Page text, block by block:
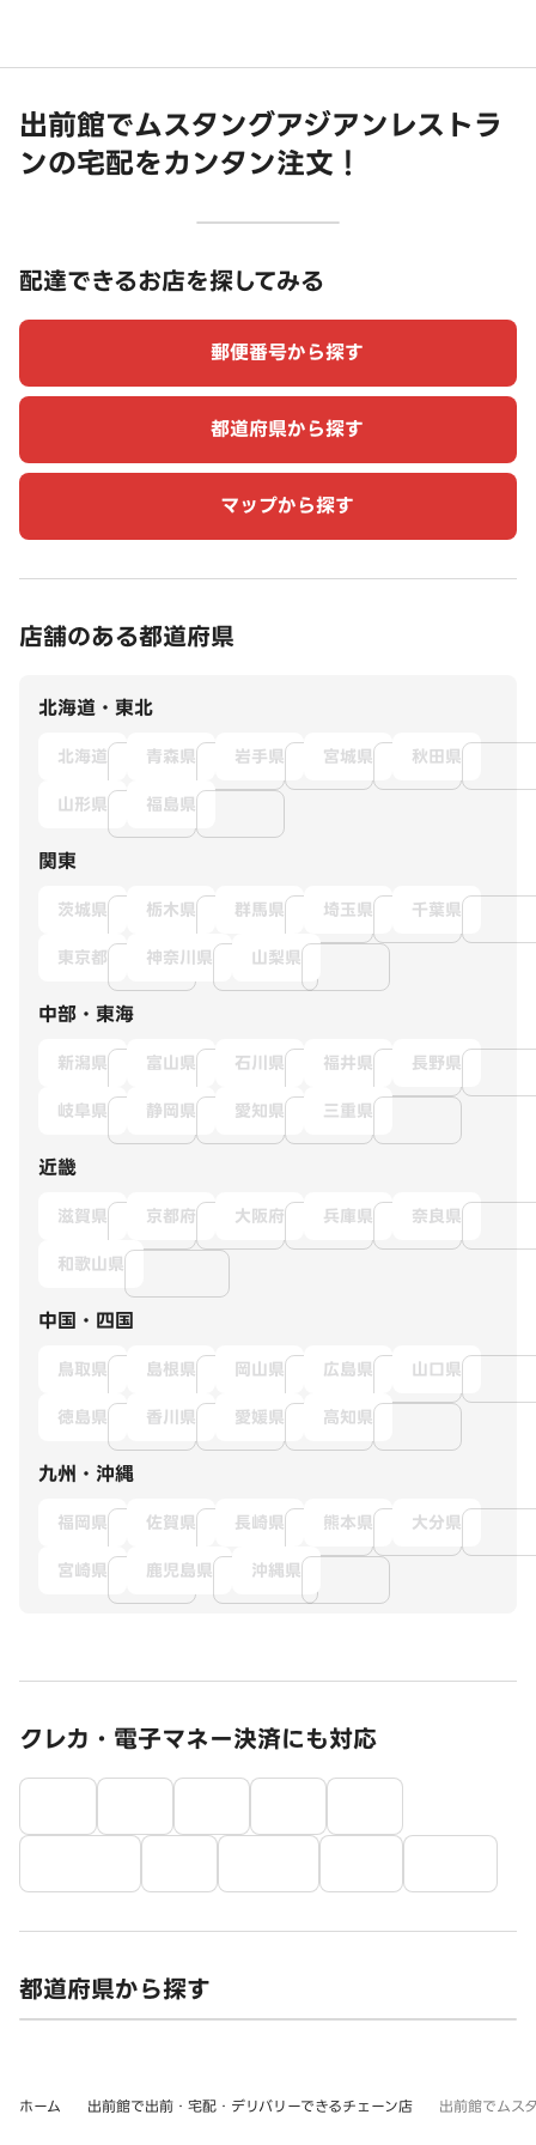
出前館でムスタングアジアンレストラ
ンの宅配をカンタン注文！
配達できるお店を探してみる
郵便番号から探す
都道府県から探す
マップから探す
店舗のある都道府県
北海道・東北
北海道 青森県 岩手県 宮城県
秋田県
山形県
福島県
関東
茨城県 栃木県 群馬県 埼玉県
千葉県
東京都
神奈川県 山梨県
中部・東海
新潟県 富山県 石川県 福井県
長野県
岐阜県
静岡県 愛知県 三重県
近畿
滋賀県 京都府 大阪府 兵庫県
奈良県
和歌山県
中国・四国
鳥取県 島根県 岡山県 広島県
山口県
徳島県
香川県 愛媛県 高知県
九州・沖縄
福岡県 佐賀県 長崎県 熊本県
大分県
宮崎県
鹿児島県 沖縄県
クレカ・電子マネー決済にも対応
都道府県から探す
ホーム 出前館で出前・宅配・デリバリーできるチェーン店 出前館でムス